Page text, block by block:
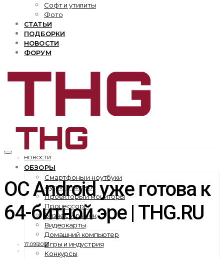
Софт и утилиты
Фото
СТАТЬИ
ПОДБОРКИ
НОВОСТИ
ФОРУМ
ОБЗОРЫ
Смартфоны и ноутбуки
Аудио и видео
Проекторы и мониторы
Процессоры
Бизнес и рынок
Видеокарты
Домашний компьютер
Игры и индустрия
Конкурсы
НОВОСТИ
ОС Android уже готова к
64-битной эре | THG.RU
17.09.2013